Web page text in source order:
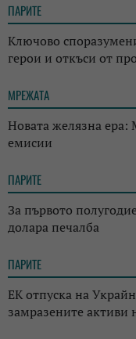
ПАРИТЕ
Ключово
герои и откъси от
МРЕЖАТА
Новата желязна ера:
емисии
ПАРИТЕ
За първото
долара печалба
ПАРИТЕ
ЕК отпуска на
замразените активи